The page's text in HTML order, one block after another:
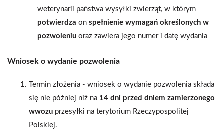
weterynarii państwa wysyłki zwierząt, w którym
potwierdza on spełnienie wymagań określonych w
pozwoleniu oraz zawiera jego numer i datę wydania
Wniosek o wydanie pozwolenia
Termin złożenia - wniosek o wydanie pozwolenia składa
się nie później niż na 14 dni przed dniem zamierzonego
wwozu przesyłki na terytorium Rzeczypospolitej
Polskiej.